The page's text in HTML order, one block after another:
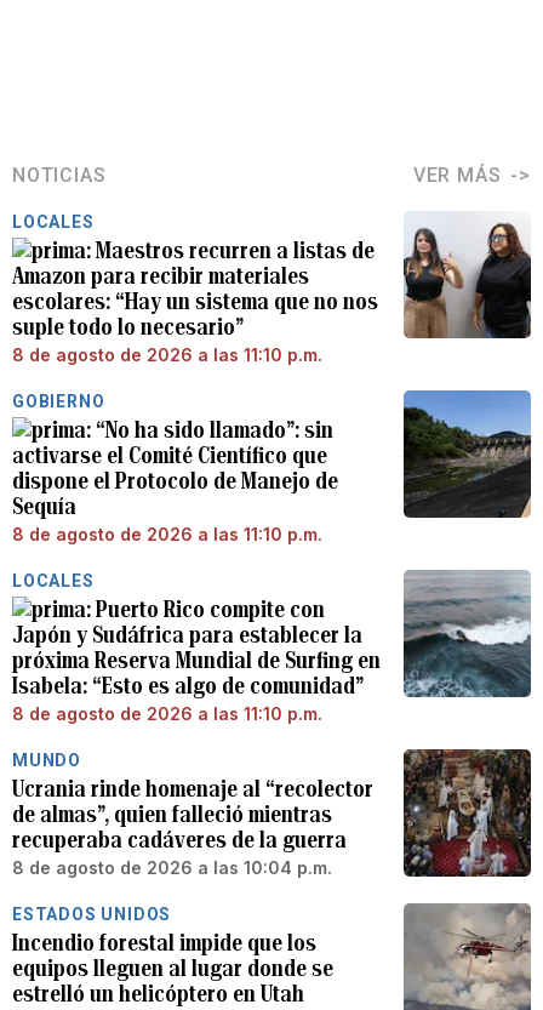
NOTICIAS VER MÁS
LOCALES
Maestros recurren a listas de
Amazon para recibir materiales
escolares: “Hay un sistema que no nos
suple todo lo necesario”
8 de agosto de 2026 a las 11:10 p.m.
GOBIERNO
“No ha sido llamado”: sin
activarse el Comité Científico que
dispone el Protocolo de Manejo de
Sequía
8 de agosto de 2026 a las 11:10 p.m.
LOCALES
Puerto Rico compite con
Japón y Sudáfrica para establecer la
próxima Reserva Mundial de Surfing en
Isabela: “Esto es algo de comunidad”
8 de agosto de 2026 a las 11:10 p.m.
MUNDO
Ucrania rinde homenaje al “recolector
de almas”, quien falleció mientras
recuperaba cadáveres de la guerra
8 de agosto de 2026 a las 10:04 p.m.
ESTADOS UNIDOS
Incendio forestal impide que los
equipos lleguen al lugar donde se
estrelló un helicóptero en Utah